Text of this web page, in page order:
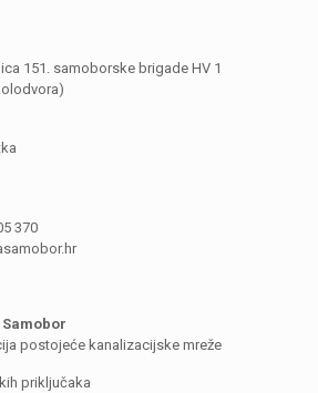
151. samoborske brigade HV 1
370
postojeće kanalizacijske mreže
priključaka